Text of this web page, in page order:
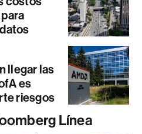
llegar las
es
riesgos
Línea